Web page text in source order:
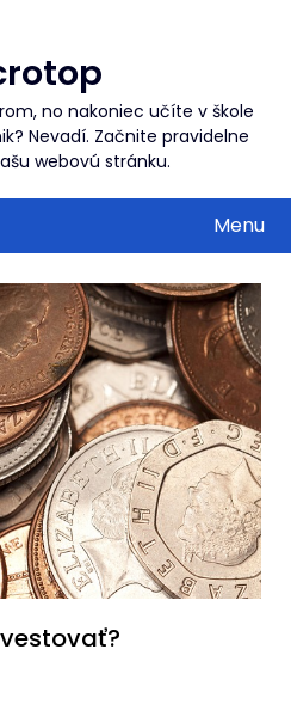
no nakoniec učíte v škole
Nevadí. Začnite pravidelne
webovú stránku.
Menu